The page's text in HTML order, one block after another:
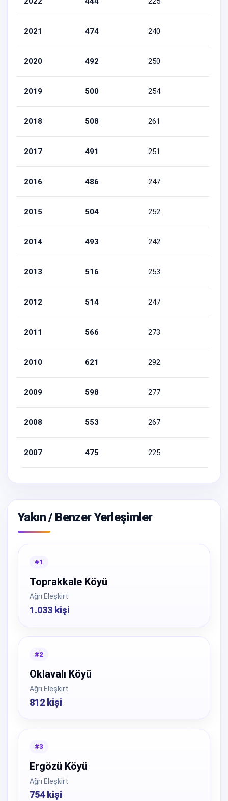
2021 474 240
2020 492 250
2019 500 254
2018 508 261
2017 491 251
2016 486 247
2015 504 252
2014 493 242
2013 516 253
2012 514 247
2011 566 273
2010 621 292
2009 598 277
2008 553 267
2007 475 225
Yakın / Benzer Yerleşimler
#1
Toprakkale Köyü
Ağrı Eleşkirt
1.033 kişi
#2
Oklavalı Köyü
Ağrı Eleşkirt
812 kişi
#3
Ergözü Köyü
Ağrı Eleşkirt
754 kişi